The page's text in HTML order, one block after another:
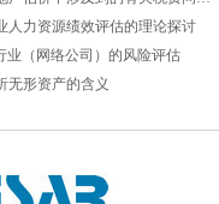
人力资源绩效评估的理论探讨
业（网络公司）的风险评估
无形资产的含义